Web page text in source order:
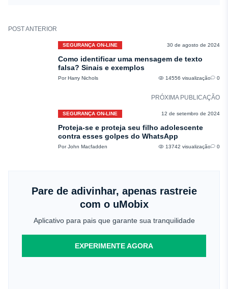
POST ANTERIOR
SEGURANÇA ON-LINE 30 de agosto de 2024
Como identificar uma mensagem de texto
falsa? Sinais e exemplos
Por Harry Nichols 14556 visualização 0
PRÓXIMA PUBLICAÇÃO
SEGURANÇA ON-LINE 12 de setembro de 2024
Proteja-se e proteja seu filho adolescente
contra esses golpes do WhatsApp
Por John Macfadden 13742 visualização 0
Pare de adivinhar, apenas rastreie
com o uMobix
Aplicativo para pais que garante sua tranquilidade
EXPERIMENTE AGORA